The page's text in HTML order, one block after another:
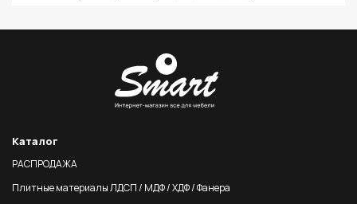
Каталог
РАСПРОДАЖА
Плитные материалы ЛДСП / МДФ / ХДФ / Фанера